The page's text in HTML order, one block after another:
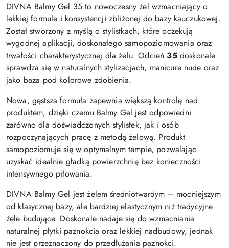
DIVNA Balmy Gel 35 to nowoczesny żel wzmacniający o
lekkiej formule i konsystencji zbliżonej do bazy kauczukowej.
Został stworzony z myślą o stylistkach, które oczekują
wygodnej aplikacji, doskonałego samopoziomowania oraz
trwałości charakterystycznej dla żelu. Odcień35doskonale
sprawdza się w naturalnych stylizacjach, manicure nude oraz
jako baza pod kolorowe zdobienia.
Nowa, gęstsza formuła zapewnia większą kontrolę nad
produktem, dzięki czemu Balmy Gel jest odpowiedni
zarówno dla doświadczonych stylistek, jak i osób
rozpoczynających pracę z metodą żelową. Produkt
samopoziomuje się w optymalnym tempie, pozwalając
uzyskać idealnie gładką powierzchnię bez konieczności
intensywnego piłowania.
DIVNA Balmy Gel jest żelem średniotwardym – mocniejszym
od klasycznej bazy, ale bardziej elastycznym niż tradycyjne
żele budujące. Doskonale nadaje się do wzmacniania
naturalnej płytki paznokcia oraz lekkiej nadbudowy, jednak
nie jest przeznaczony do przedłużania paznokci.